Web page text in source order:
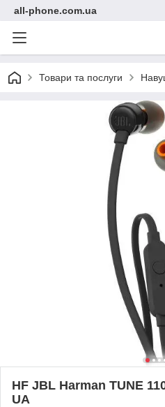
all-phone.com.ua
Товари та послуги
HF JBL Harman TUNE
UA